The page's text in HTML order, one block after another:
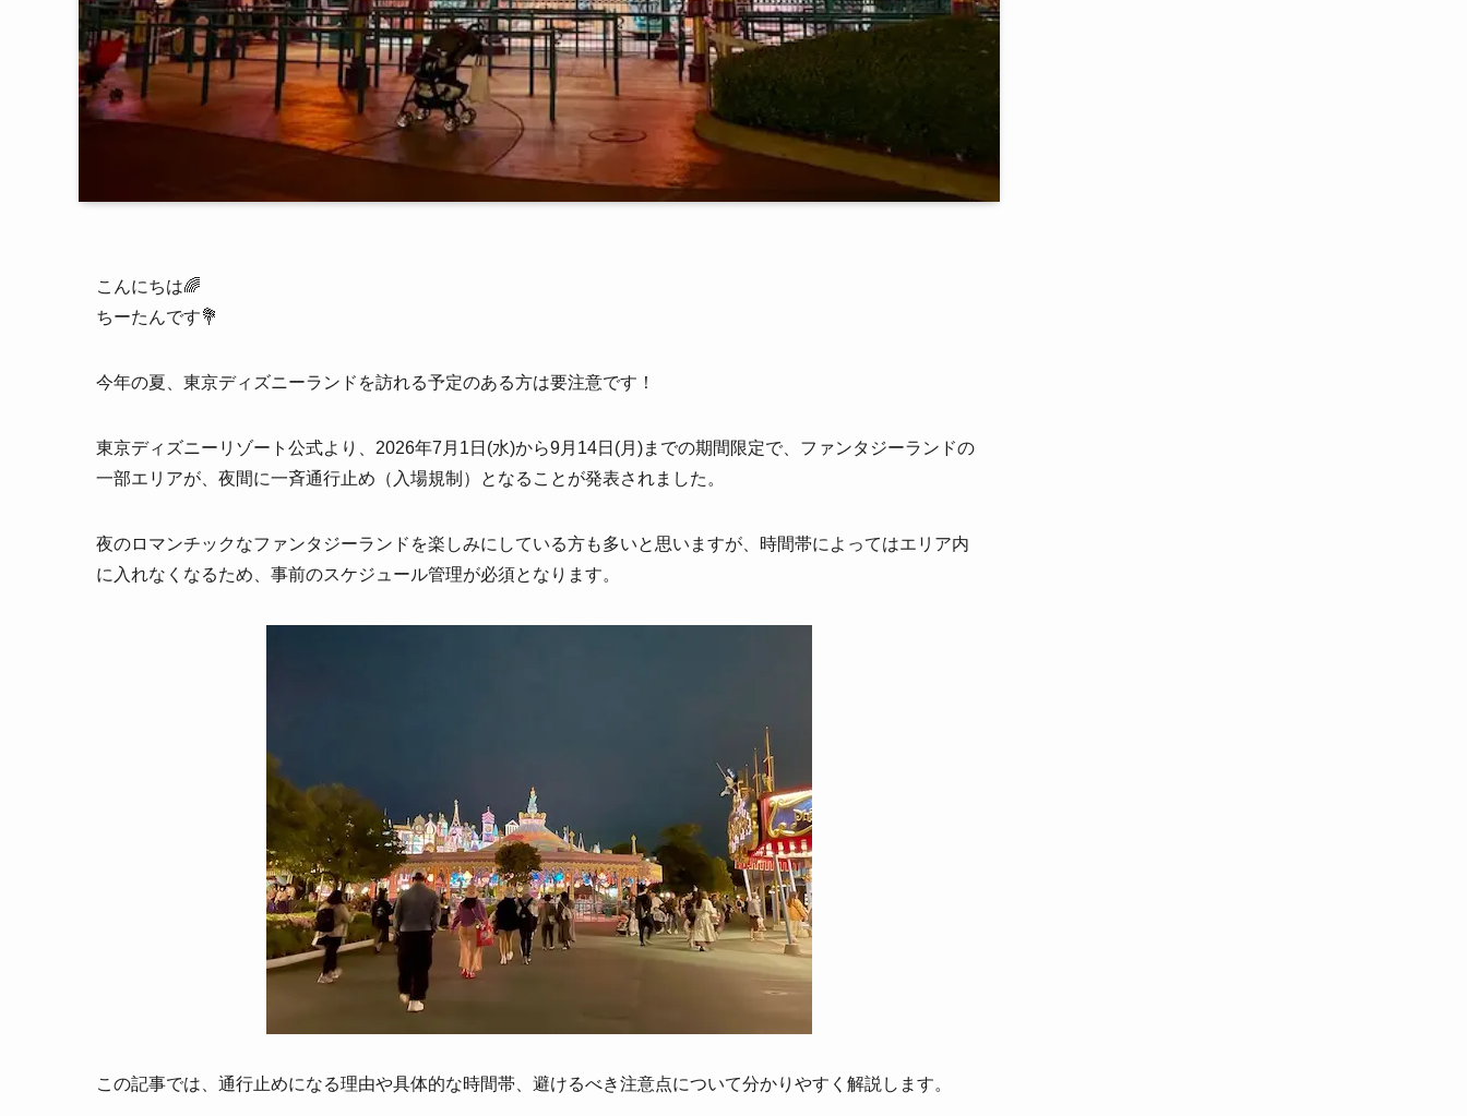
こんにちは🌈
ちーたんです💐
今年の夏、東京ディズニーランドを訪れる予定のある方は要注意です！
東京ディズニーリゾート公式より、2026年7月1日(水)から9月14日(月)までの期間限定で、ファンタジーランドの
一部エリアが、夜間に一斉通行止め（入場規制）となることが発表されました。
夜のロマンチックなファンタジーランドを楽しみにしている方も多いと思いますが、時間帯によってはエリア内
に入れなくなるため、事前のスケジュール管理が必須となります。
この記事では、通行止めになる理由や具体的な時間帯、避けるべき注意点について分かりやすく解説します。